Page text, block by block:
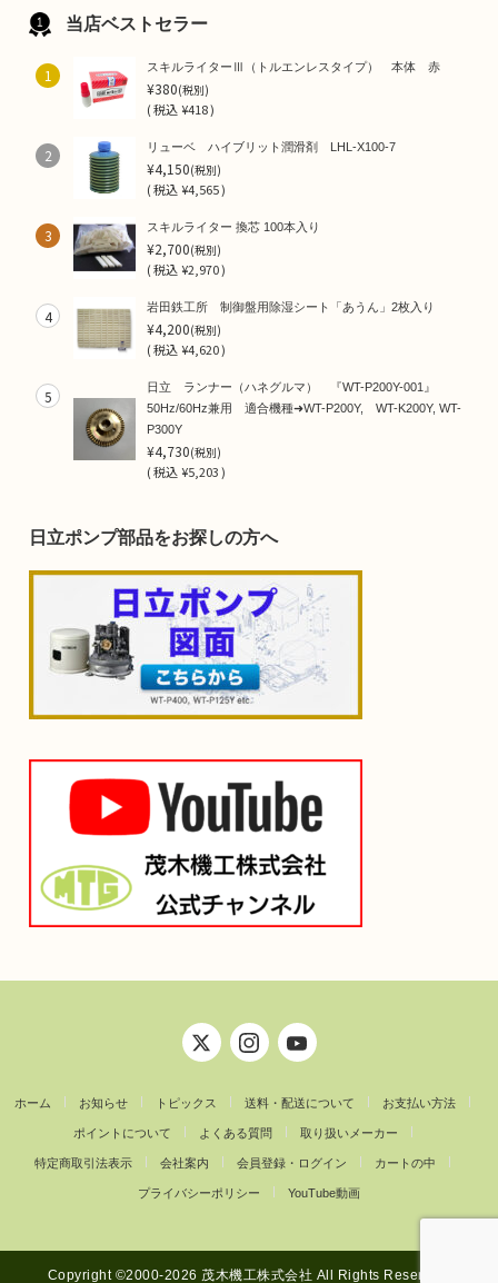
当店ベストセラー
1 スキルライターⅢ（トルエンレスタイプ） 本体 赤
¥380(税別)
(税込¥418 )
2 リューベ ハイブリット潤滑剤 LHL-X100-7
¥4,150(税別)
(税込¥4,565 )
3 スキルライター 換芯 100本入り
¥2,700(税別)
(税込¥2,970 )
4 岩田鉄工所 制御盤用除湿シート「あうん」2枚入り
¥4,200(税別)
(税込¥4,620 )
5
日立 ランナー（ハネグルマ） 『WT-P200Y-001』
50Hz/60Hz兼用 適合機種➜WT-P200Y, WT-K200Y, WT-
P300Y
¥4,730(税別)
(税込¥5,203 )
日立ポンプ部品をお探しの方へ
ホーム お知らせ トピックス 送料・配送について お支払い方法
ポイントについて よくある質問 取り扱いメーカー
特定商取引法表示 会社案内 会員登録・ログイン カートの中
プライバシーポリシー YouTube動画
Copyright ©︎2000-2026 茂木機工株式会社 All Rights Reserved.